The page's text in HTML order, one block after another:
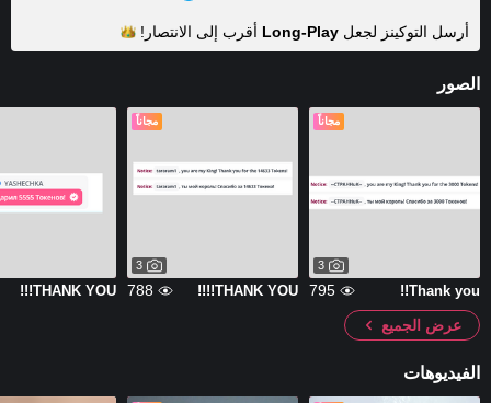
أرسل التوكينز لجعل Long-Play أقرب إلى الانتصار!
الصور
مجاناً
3
Thank you!!
795
مجاناً
3
THANK YOU!!!!
788
THANK YOU!!!
عرض الجميع
الفيديوهات